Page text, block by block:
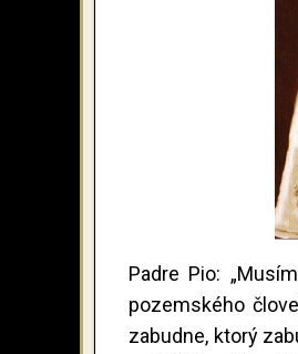
Padre Pio:
pozemského
zabudne, ktorý